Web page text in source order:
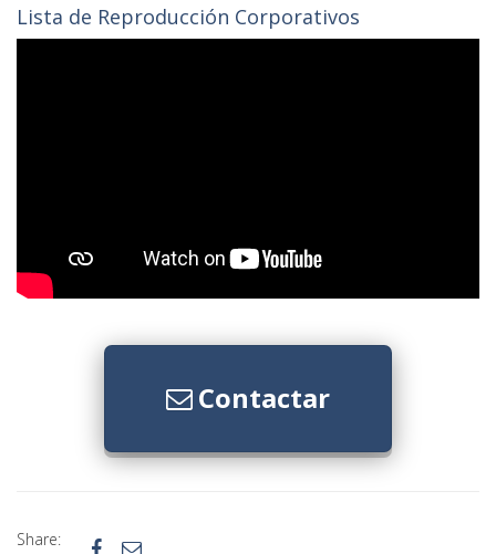
Lista de Reproducción Corporativos
Contactar
Share:  